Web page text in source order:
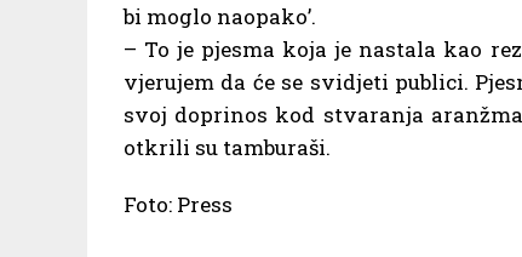
bi moglo naopako’.
– To je pjesma koja je nastala kao
vjerujem da će se svidjeti publici.
svoj doprinos kod stvaranja
otkrili su tamburaši.
Foto: Press